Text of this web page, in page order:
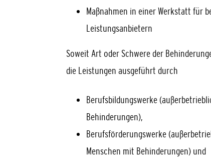
Maßnahmen in einer Werkstatt für
Leistungsanbietern
Soweit Art oder Schwere der
die Leistungen ausgeführt durch
Berufsbildungswerke
Behinderungen),
Berufsförderungswerke
Menschen mit Behinderungen) und